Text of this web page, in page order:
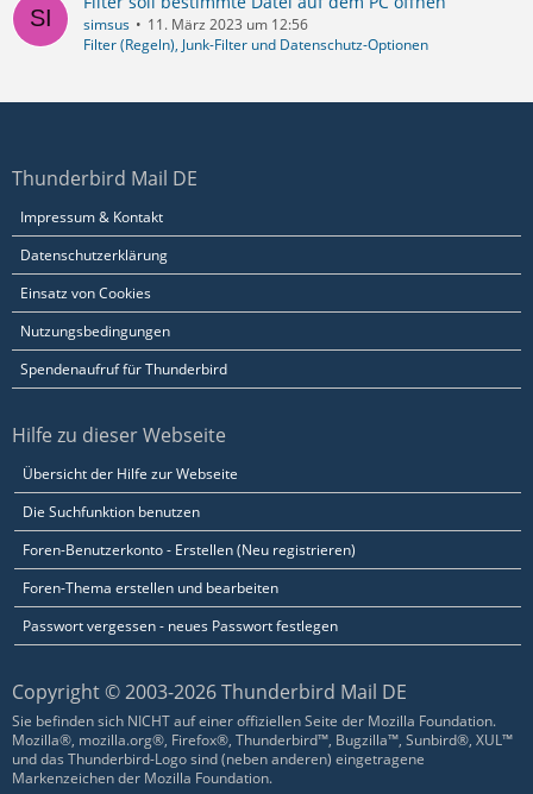
simsus
11. März 2023 um 12:56
Filter (Regeln), Junk-Filter und Datenschutz-Optionen
Thunderbird Mail DE
Impressum & Kontakt
Datenschutzerklärung
Einsatz von Cookies
Nutzungsbedingungen
Spendenaufruf für Thunderbird
Hilfe zu dieser Webseite
Übersicht der Hilfe zur Webseite
Die Suchfunktion benutzen
Foren-Benutzerkonto - Erstellen (Neu registrieren)
Foren-Thema erstellen und bearbeiten
Passwort vergessen - neues Passwort festlegen
Copyright © 2003-2026 Thunderbird Mail DE
Sie befinden sich NICHT auf einer offiziellen Seite der Mozilla Foundation.
Mozilla®, mozilla.org®, Firefox®, Thunderbird™, Bugzilla™, Sunbird®, XUL™
und das Thunderbird-Logo sind (neben anderen) eingetragene
Markenzeichen der Mozilla Foundation.